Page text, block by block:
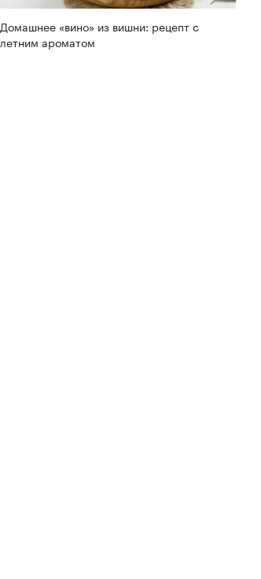
Домашнее «вино» из вишни: рецепт с
летним ароматом